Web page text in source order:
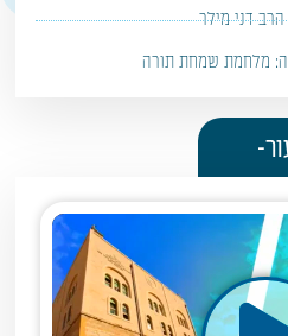
הרב דני מילר
מלחמת שמחת תורה